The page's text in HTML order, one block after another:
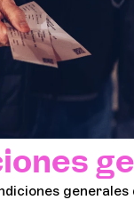
generales